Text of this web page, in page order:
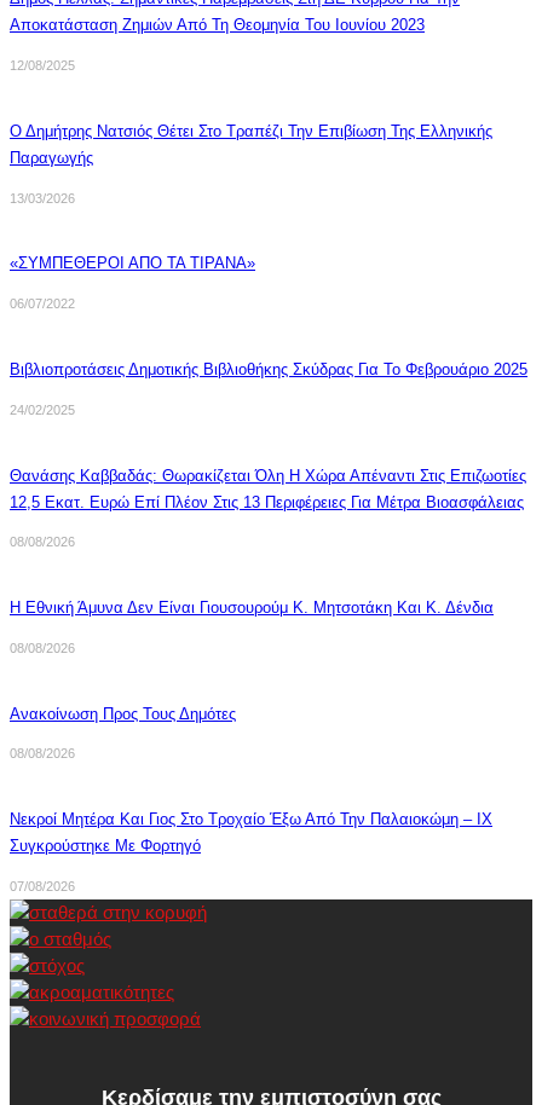
Αποκατάσταση Ζημιών Από Τη Θεομηνία Του Ιουνίου 2023
12/08/2025
Ο Δημήτρης Νατσιός Θέτει Στο Τραπέζι Την Επιβίωση Της Ελληνικής
Παραγωγής
13/03/2026
«ΣΥΜΠΕΘΕΡΟΙ ΑΠΟ ΤΑ ΤΙΡΑΝΑ»
06/07/2022
Βιβλιοπροτάσεις Δημοτικής Βιβλιοθήκης Σκύδρας Για Το Φεβρουάριο 2025
24/02/2025
Θανάσης Καββαδάς: Θωρακίζεται Όλη Η Χώρα Απέναντι Στις Επιζωοτίες
12,5 Εκατ. Ευρώ Επί Πλέον Στις 13 Περιφέρειες Για Μέτρα Βιοασφάλειας
08/08/2026
Η Εθνική Άμυνα Δεν Είναι Γιουσουρούμ Κ. Μητσοτάκη Και Κ. Δένδια
08/08/2026
Ανακοίνωση Προς Τους Δημότες
08/08/2026
Νεκροί Μητέρα Και Γιος Στο Τροχαίο Έξω Από Την Παλαιοκώμη – ΙΧ
Συγκρούστηκε Με Φορτηγό
07/08/2026
Κερδίσαμε την εμπιστοσύνη σας